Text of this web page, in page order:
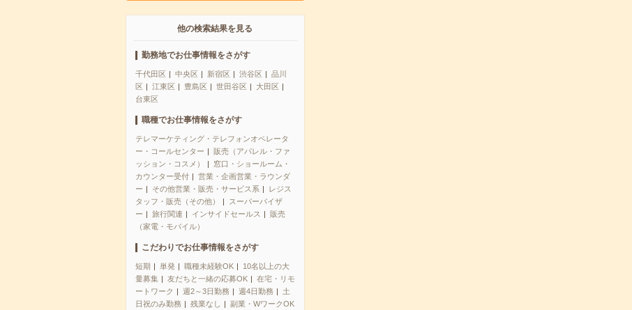
他の検索結果を見る
勤務地でお仕事情報をさがす
千代田区 中央区 新宿区 渋谷区
品川
区
江東区 豊島区 世田谷区
大田区
台東区
職種でお仕事情報をさがす
テレマーケティング・テレフォンオペレータ
ー・コールセンター
販売（アパレル・ファ
ッション・コスメ）
窓口・ショールーム・
カウンター受付
営業・企画営業・ラウンダ
ー
その他営業・販売・サービス系
レジス
タッフ・販売（その他）
スーパーバイザ
ー
旅行関連 インサイドセールス
販売
（家電・モバイル）
こだわりでお仕事情報をさがす
短期 単発 職種未経験OK
10名以上の大
量募集
友だちと一緒の応募OK
在宅・リモ
ートワーク
週2～3日勤務 週4日勤務
土
日祝のみ勤務
残業なし
副業・WワークOK